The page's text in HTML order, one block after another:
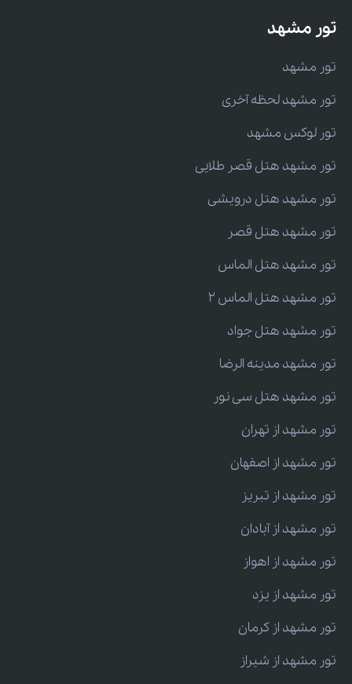
تور مشهد
تور مشهد
تور مشهد لحظه آخری
تور لوکس مشهد
تور مشهد هتل قصر طلایی
تور مشهد هتل درویشی
تور مشهد هتل قصر
تور مشهد هتل الماس
تور مشهد هتل الماس 2
تور مشهد هتل جواد
تور مشهد مدینه الرضا
تور مشهد هتل سی نور
تور مشهد از تهران
تور مشهد از اصفهان
تور مشهد از تبریز
تور مشهد از آبادان
تور مشهد از اهواز
تور مشهد از یزد
تور مشهد از کرمان
تور مشهد از شیراز